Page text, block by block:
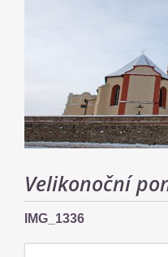
Velikonoční
IMG_1336